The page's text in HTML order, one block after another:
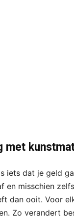
met
iets dat je geld
misschien
dan ooit. Voor
Zo verandert